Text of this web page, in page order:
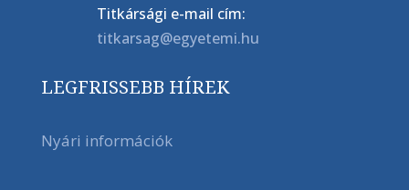
Titkársági e-mail cím:
titkarsag@egyetemi.hu
LEGFRISSEBB HÍREK
Nyári információk